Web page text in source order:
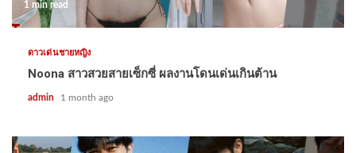
1 min read
ดาวเด่นชายหญิง
Noona สาวสวยสายเซ็กซี่ ผลงานโดนเด่นเกินต้าน
admin 1 month ago